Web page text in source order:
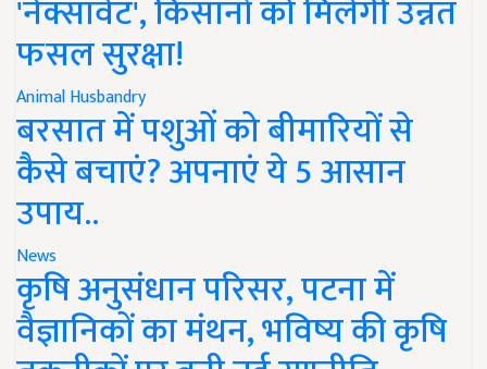
'नेक्सावेट', किसानों को मिलेगी उन्नत
फसल सुरक्षा!
Animal Husbandry
बरसात में पशुओं को बीमारियों से
कैसे बचाएं? अपनाएं ये 5 आसान
उपाय..
News
कृषि अनुसंधान परिसर, पटना में
वैज्ञानिकों का मंथन, भविष्य की कृषि